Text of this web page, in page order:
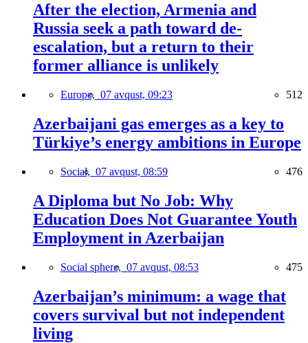
After the election, Armenia and
Russia seek a path toward de-
escalation, but a return to their
former alliance is unlikely
Europe, 07 avqust, 09:23 512
Azerbaijani gas emerges as a key to
Türkiye’s energy ambitions in Europe
Social, 07 avqust, 08:59 476
A Diploma but No Job: Why
Education Does Not Guarantee Youth
Employment in Azerbaijan
Social sphere, 07 avqust, 08:53 475
Azerbaijan’s minimum: a wage that
covers survival but not independent
living